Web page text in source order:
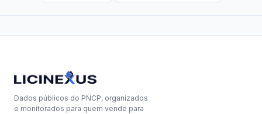
Dados públicos do PNCP, organizados
e monitorados para quem vende para